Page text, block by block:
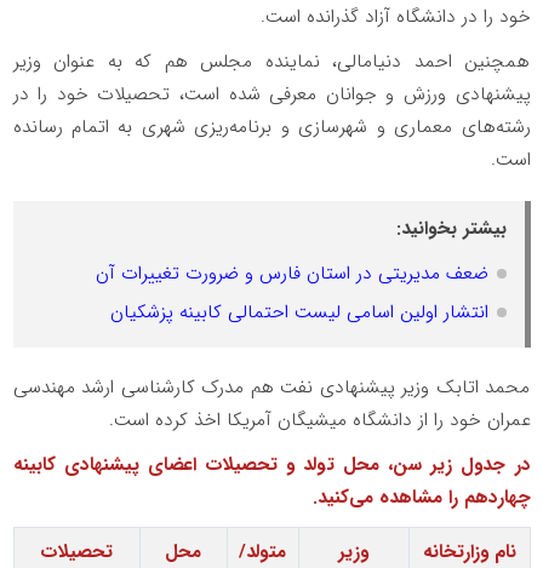
خود را در دانشگاه آزاد گذرانده است.
همچنین احمد دنیامالی، نماینده مجلس هم که به عنوان وزیر
پیشنهادی ورزش و جوانان معرفی شده است، تحصیلات خود را در
رشته‌های معماری و شهرسازی و برنامه‌ریزی شهری به اتمام رسانده
است.
بیشتر بخوانید:
ضعف مدیریتی در استان فارس و ضرورت تغییرات آن
انتشار اولین اسامی لیست احتمالی کابینه پزشکیان
محمد اتابک وزیر پیشنهادی نفت هم مدرک کارشناسی ارشد مهندسی
عمران خود را از دانشگاه میشیگان آمریکا اخذ کرده است.
در جدول زیر سن، محل تولد و تحصیلات اعضای پیشنهادی کابینه
چهاردهم را مشاهده می‌کنید.
نام وزارتخانه
وزیر
متولد/
محل
تحصیلات